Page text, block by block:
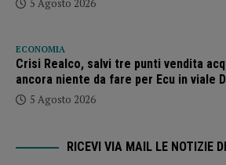
5 Agosto 2026
ECONOMIA
Crisi Realco, salvi tre punti vendita
ancora niente da fare per Ecu in viale
5 Agosto 2026
RICEVI VIA MAIL LE NOTIZIE